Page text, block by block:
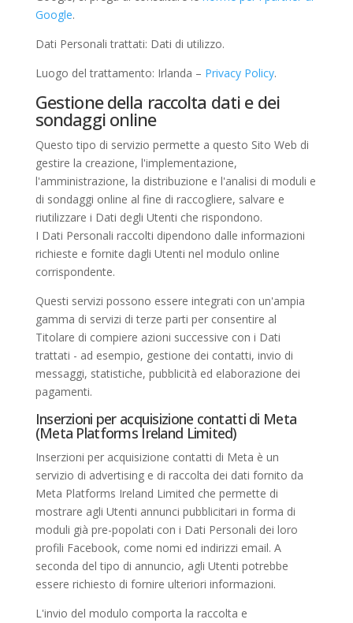
Google.
Dati Personali trattati: Dati di utilizzo.
Luogo del trattamento: Irlanda – Privacy Policy.
Gestione della raccolta dati e dei
sondaggi online
Questo tipo di servizio permette a questo Sito Web di
gestire la creazione, l'implementazione,
l'amministrazione, la distribuzione e l'analisi di moduli e
di sondaggi online al fine di raccogliere, salvare e
riutilizzare i Dati degli Utenti che rispondono.
I Dati Personali raccolti dipendono dalle informazioni
richieste e fornite dagli Utenti nel modulo online
corrispondente.
Questi servizi possono essere integrati con un'ampia
gamma di servizi di terze parti per consentire al
Titolare di compiere azioni successive con i Dati
trattati - ad esempio, gestione dei contatti, invio di
messaggi, statistiche, pubblicità ed elaborazione dei
pagamenti.
Inserzioni per acquisizione contatti di Meta
(Meta Platforms Ireland Limited)
Inserzioni per acquisizione contatti di Meta è un
servizio di advertising e di raccolta dei dati fornito da
Meta Platforms Ireland Limited che permette di
mostrare agli Utenti annunci pubblicitari in forma di
moduli già pre-popolati con i Dati Personali dei loro
profili Facebook, come nomi ed indirizzi email. A
seconda del tipo di annuncio, agli Utenti potrebbe
essere richiesto di fornire ulteriori informazioni.
L'invio del modulo comporta la raccolta e